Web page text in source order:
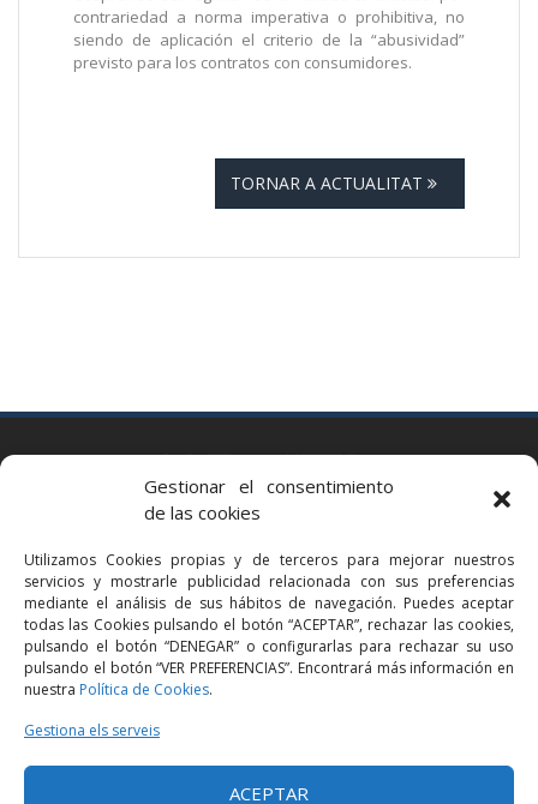
Gestionar el consentimiento
de las cookies
Utilizamos Cookies propias y de terceros para mejorar nuestros
servicios y mostrarle publicidad relacionada con sus preferencias
mediante el análisis de sus hábitos de navegación. Puedes aceptar
todas las Cookies pulsando el botón “ACEPTAR”, rechazar las cookies,
pulsando el botón “DENEGAR” o configurarlas para rechazar su uso
pulsando el botón “VER PREFERENCIAS”. Encontrará más información en
nuestra Política de Cookies.
Gestiona els serveis
ACEPTAR
contrariedad a norma imperativa o prohibitiva, no
siendo de aplicación el criterio de la “abusividad”
previsto para los contratos con consumidores.
TORNAR A ACTUALITAT
Via Augusta 2 bis, 3º, 08006 Barcelona
bcn@bellavistalegal.eu
GRANOLLERS
C/ Sant Jaume, 16 1r, 08401 Granollers (Bcn)
+34 93 860 39 60
grn@bellavistalegal.eu
MADRID
C/ Serrano 114, 2º izq. 28006 Madrid.
+34 91 431 98 21 | +34 91 431 98 95